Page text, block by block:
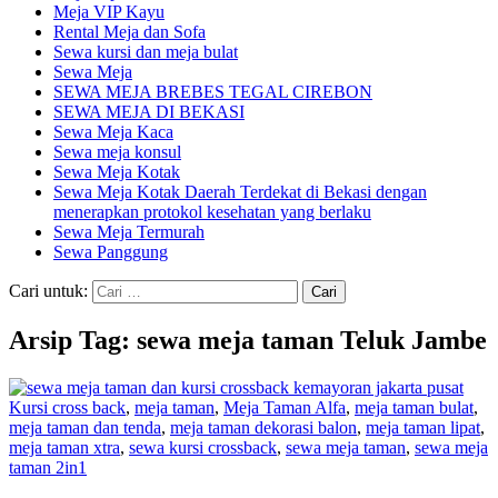
Meja VIP Kayu
Rental Meja dan Sofa
Sewa kursi dan meja bulat
Sewa Meja
SEWA MEJA BREBES TEGAL CIREBON
SEWA MEJA DI BEKASI
Sewa Meja Kaca
Sewa meja konsul
Sewa Meja Kotak
Sewa Meja Kotak Daerah Terdekat di Bekasi dengan
menerapkan protokol kesehatan yang berlaku
Sewa Meja Termurah
Sewa Panggung
Cari untuk:
Arsip Tag: sewa meja taman Teluk Jambe
Kursi cross back, meja taman, Meja Taman Alfa, meja taman bulat,
meja taman dan tenda, meja taman dekorasi balon, meja taman lipat,
meja taman xtra, sewa kursi crossback, sewa meja taman, sewa meja
taman 2in1